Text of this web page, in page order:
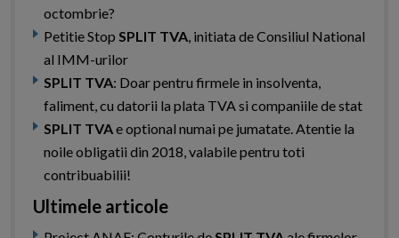
octombrie?
Petitie Stop SPLIT TVA, initiata de Consiliul National
al IMM-urilor
SPLIT TVA: Doar pentru firmele in insolventa,
faliment, cu datorii la plata TVA si companiile de stat
SPLIT TVAe optional numai pe jumatate. Atentie la
noile obligatii din 2018, valabile pentru toti
contribuabilii!
Ultimele articole